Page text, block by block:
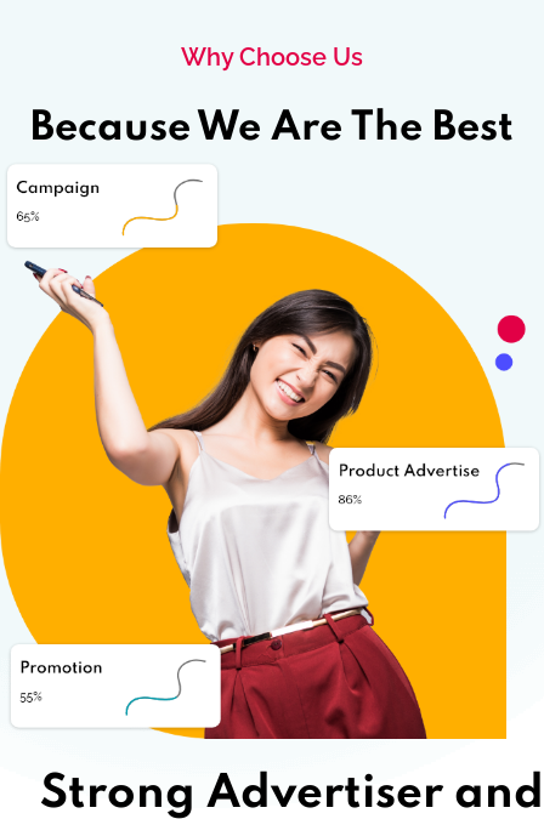
Why Choose Us
Because We Are The Best
Strong Advertiser and